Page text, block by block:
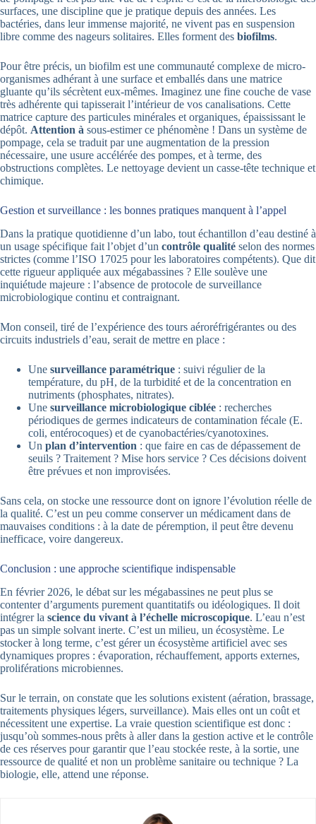
surfaces, une discipline que je pratique depuis des années. Les
bactéries, dans leur immense majorité, ne vivent pas en suspension
libre comme des nageurs solitaires. Elles forment des biofilms.
Pour être précis, un biofilm est une communauté complexe de micro-
organismes adhérant à une surface et emballés dans une matrice
gluante qu’ils sécrètent eux-mêmes. Imaginez une fine couche de vase
très adhérente qui tapisserait l’intérieur de vos canalisations. Cette
matrice capture des particules minérales et organiques, épaississant le
dépôt. Attention à sous-estimer ce phénomène ! Dans un système de
pompage, cela se traduit par une augmentation de la pression
nécessaire, une usure accélérée des pompes, et à terme, des
obstructions complètes. Le nettoyage devient un casse-tête technique et
chimique.
Gestion et surveillance : les bonnes pratiques manquent à l’appel
Dans la pratique quotidienne d’un labo, tout échantillon d’eau destiné à
un usage spécifique fait l’objet d’un contrôle qualité selon des normes
strictes (comme l’ISO 17025 pour les laboratoires compétents). Que dit
cette rigueur appliquée aux mégabassines ? Elle soulève une
inquiétude majeure : l’absence de protocole de surveillance
microbiologique continu et contraignant.
Mon conseil, tiré de l’expérience des tours aéroréfrigérantes ou des
circuits industriels d’eau, serait de mettre en place :
Une surveillance paramétrique : suivi régulier de la
température, du pH, de la turbidité et de la concentration en
nutriments (phosphates, nitrates).
Une surveillance microbiologique ciblée : recherches
périodiques de germes indicateurs de contamination fécale (E.
coli, entérocoques) et de cyanobactéries/cyanotoxines.
Un plan d’intervention : que faire en cas de dépassement de
seuils ? Traitement ? Mise hors service ? Ces décisions doivent
être prévues et non improvisées.
Sans cela, on stocke une ressource dont on ignore l’évolution réelle de
la qualité. C’est un peu comme conserver un médicament dans de
mauvaises conditions : à la date de péremption, il peut être devenu
inefficace, voire dangereux.
Conclusion : une approche scientifique indispensable
En février 2026, le débat sur les mégabassines ne peut plus se
contenter d’arguments purement quantitatifs ou idéologiques. Il doit
intégrer la science du vivant à l’échelle microscopique. L’eau n’est
pas un simple solvant inerte. C’est un milieu, un écosystème. Le
stocker à long terme, c’est gérer un écosystème artificiel avec ses
dynamiques propres : évaporation, réchauffement, apports externes,
proliférations microbiennes.
Sur le terrain, on constate que les solutions existent (aération, brassage,
traitements physiques légers, surveillance). Mais elles ont un coût et
nécessitent une expertise. La vraie question scientifique est donc :
jusqu’où sommes-nous prêts à aller dans la gestion active et le contrôle
de ces réserves pour garantir que l’eau stockée reste, à la sortie, une
ressource de qualité et non un problème sanitaire ou technique ? La
biologie, elle, attend une réponse.